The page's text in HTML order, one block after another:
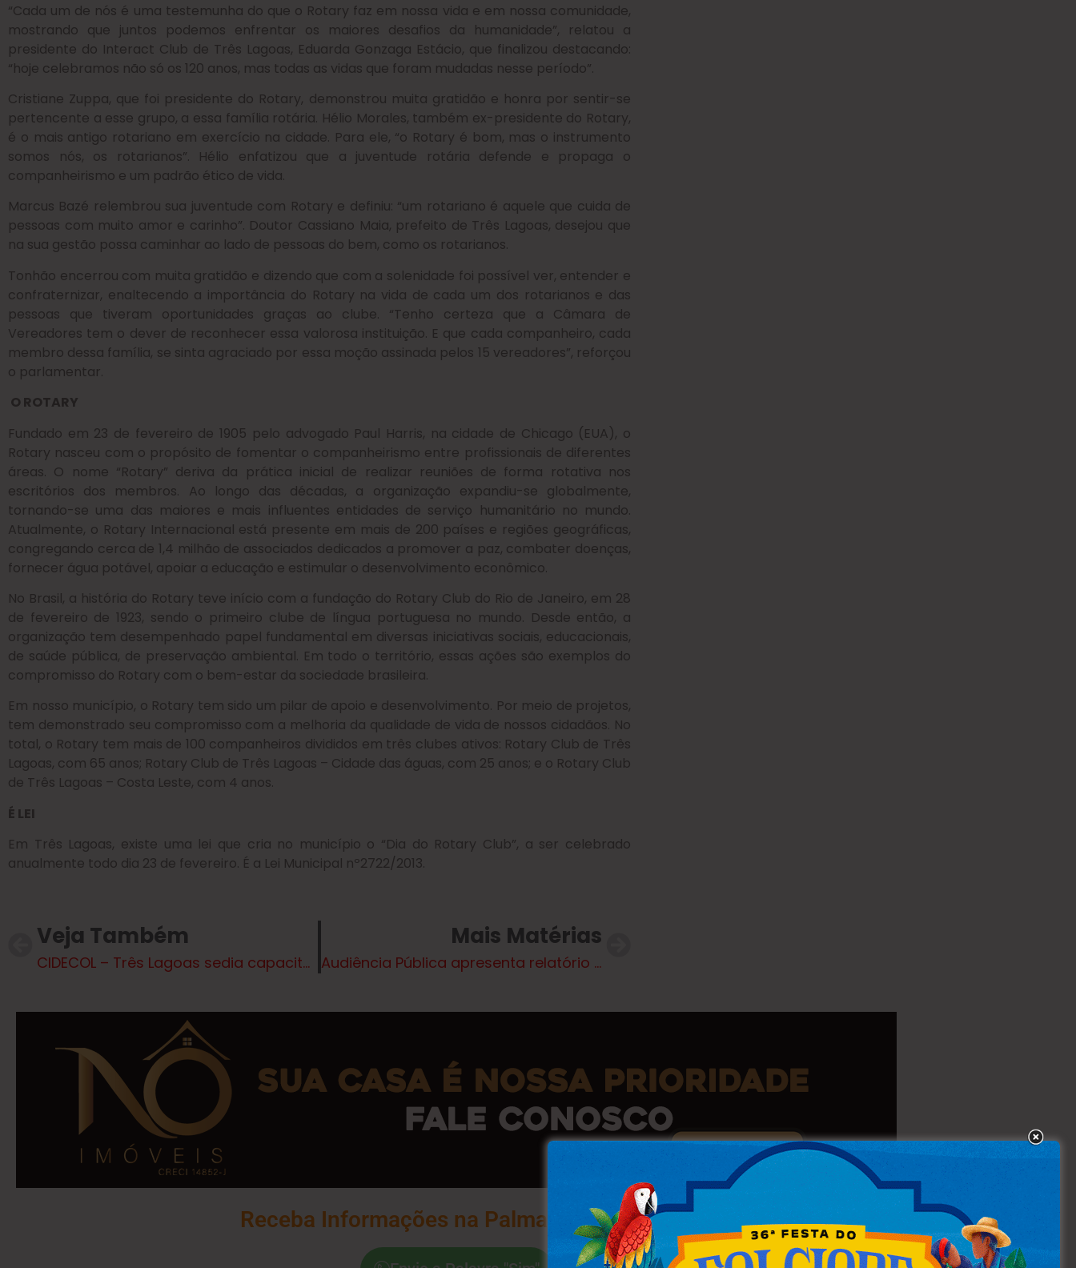
“Cada um de nós é uma testemunha do que o Rotary faz em nossa vida e em nossa comunidade,
mostrando que juntos podemos enfrentar os maiores desafios da humanidade”, relatou a
presidente do Interact Club de Três Lagoas, Eduarda Gonzaga Estácio, que finalizou destacando:
“hoje celebramos não só os 120 anos, mas todas as vidas que foram mudadas nesse período”.
Cristiane Zuppa, que foi presidente do Rotary, demonstrou muita gratidão e honra por sentir-se
pertencente a esse grupo, a essa família rotária. Hélio Morales, também ex-presidente do Rotary,
é o mais antigo rotariano em exercício na cidade. Para ele, “o Rotary é bom, mas o instrumento
somos nós, os rotarianos”. Hélio enfatizou que a juventude rotária defende e propaga o
companheirismo e um padrão ético de vida.
Marcus Bazé relembrou sua juventude com Rotary e definiu: “um rotariano é aquele que cuida de
pessoas com muito amor e carinho”. Doutor Cassiano Maia, prefeito de Três Lagoas, desejou que
na sua gestão possa caminhar ao lado de pessoas do bem, como os rotarianos.
Tonhão encerrou com muita gratidão e dizendo que com a solenidade foi possível ver, entender e
confraternizar, enaltecendo a importância do Rotary na vida de cada um dos rotarianos e das
pessoas que tiveram oportunidades graças ao clube. “Tenho certeza que a Câmara de
Vereadores tem o dever de reconhecer essa valorosa instituição. E que cada companheiro, cada
membro dessa família, se sinta agraciado por essa moção assinada pelos 15 vereadores”, reforçou
o parlamentar.
O ROTARY
Fundado em 23 de fevereiro de 1905 pelo advogado Paul Harris, na cidade de Chicago (EUA), o
Rotary nasceu com o propósito de fomentar o companheirismo entre profissionais de diferentes
áreas. O nome “Rotary” deriva da prática inicial de realizar reuniões de forma rotativa nos
escritórios dos membros. Ao longo das décadas, a organização expandiu-se globalmente,
tornando-se uma das maiores e mais influentes entidades de serviço humanitário no mundo.
Atualmente, o Rotary Internacional está presente em mais de 200 países e regiões geográficas,
congregando cerca de 1,4 milhão de associados dedicados a promover a paz, combater doenças,
fornecer água potável, apoiar a educação e estimular o desenvolvimento econômico.
No Brasil, a história do Rotary teve início com a fundação do Rotary Club do Rio de Janeiro, em 28
de fevereiro de 1923, sendo o primeiro clube de língua portuguesa no mundo. Desde então, a
organização tem desempenhado papel fundamental em diversas iniciativas sociais, educacionais,
de saúde pública, de preservação ambiental. Em todo o território, essas ações são exemplos do
compromisso do Rotary com o bem-estar da sociedade brasileira.
Em nosso município, o Rotary tem sido um pilar de apoio e desenvolvimento. Por meio de projetos,
tem demonstrado seu compromisso com a melhoria da qualidade de vida de nossos cidadãos. No
total, o Rotary tem mais de 100 companheiros divididos em três clubes ativos: Rotary Club de Três
Lagoas, com 65 anos; Rotary Club de Três Lagoas – Cidade das águas, com 25 anos; e o Rotary Club
de Três Lagoas – Costa Leste, com 4 anos.
É LEI
Em Três Lagoas, existe uma lei que cria no município o “Dia do Rotary Club”, a ser celebrado
anualmente todo dia 23 de fevereiro. É a Lei Municipal nº2722/2013.
Veja Também
CIDECOL – Três Lagoas sedia capacitação sobre ICMS Ecológico para gestão de resíduos sólidos urbanos
Mais Matérias
Audiência Pública apresenta relatório da saúde e prestação de contas do último quadrimestre de 2024
Receba Informações na Palma da Sua Mão